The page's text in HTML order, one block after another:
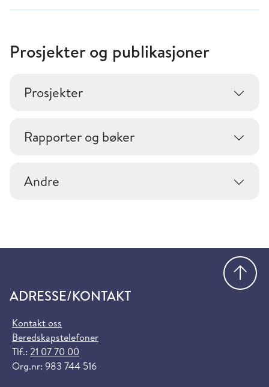
Prosjekter og publikasjoner
Prosjekter
Rapporter og bøker
Andre
ADRESSE/KONTAKT
Kontakt oss
Beredskapstelefoner
Tlf.: 21 07 70 00
Org.nr: 983 744 516